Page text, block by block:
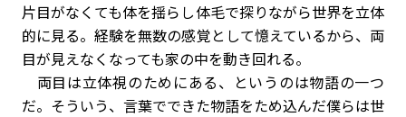
片目がなくても体を揺らし体毛で探りながら世界を立体
的に見る。経験を無数の感覚として憶えているから、両
目が見えなくなっても家の中を動き回れる。
両目は立体視のためにある、というのは物語の一つ
だ。そういう、言葉でできた物語をため込んだ僕らは世